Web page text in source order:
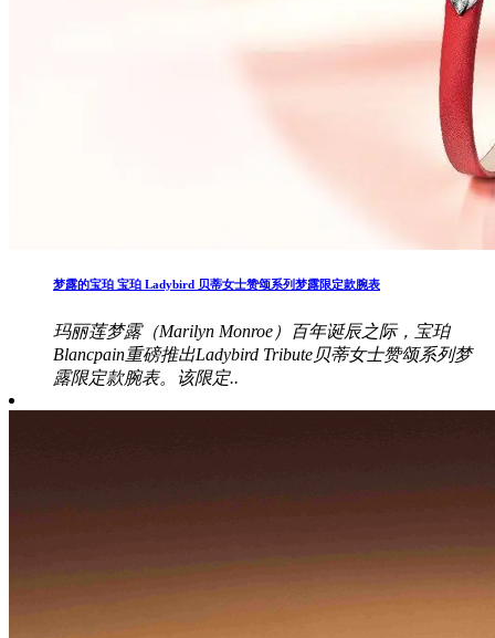
梦露的宝珀 宝珀 Ladybird 贝蒂女士赞颂系列梦露限定款腕表
玛丽莲梦露（Marilyn Monroe）百年诞辰之际，宝珀
Blancpain重磅推出Ladybird Tribute贝蒂女士赞颂系列梦
露限定款腕表。该限定..